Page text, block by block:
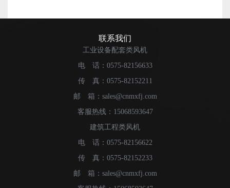
帮助您在各个方面，充分凸显风扇设备的优势。至少从目
品。除了满足基本需求外，它还可以真正为每个人带来环
节，可满足不同场景的需要。 高冷却效率 风机设
命，还专门配备了冷却系统。风扇保护和风扇冷却两种方
法的结合可以满足风扇冷却的主要要求。 噪音低，安
装方便 与传统风机设备相比，变压器风机设备的整体
噪声相对较低，安装相对方便。在使用过程中，分贝低于
80，安装基础也比较低，因此很受欢迎。 这是变压器
这使得这种设备逐渐成为行业的主流。尤其是在这个时
代，假冒伪劣产品层出不穷。我们不能因为便宜而选择那
些小品牌。不仅可以买到劣质产品，而且无法享受到优质
的售后服务，这对用户来说是一种损失。
和规模，这也是满足你的需要的必要过程。 变压器风
机怎么样 事实上，除了离心式风扇，还有许多其他风
扇设备可供选择。例如，相应的轴流风机也是我们选择较
虑风机设备的其他功能。它不仅可以满足他们的一般需
求，还可以缩短每个人的选择过程，这显然是一种非常重
要的选择体验。 变压器风机的特性 很多行业之所
以使用变压器风机，是因为这种风机可以对应多个行业，
气和冷却效果。特别是对于那些面积大的工厂，越来越需
要使用这种设备来满足相应的需求。与传统风机相比，变
压器风机在整体上发挥了更大的作用。 变压器风机的
研发考虑 现在很多行业都选择变压器风机，因为这种
联系我们
工业设备配套类风机
电 话：0575-82156633
传 真：0575-82152211
邮 箱：sales@cnmxfj.com
客服热线：15068593647
建筑工程类风机
电 话：0575-82156622
传 真：0575-82152233
邮 箱：sales@cnmxfj.com